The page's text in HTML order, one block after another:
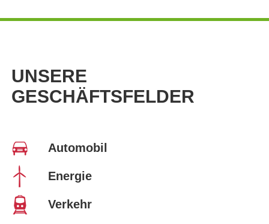
UNSERE
GESCHÄFTSFELDER
Automobil
Energie
Verkehr